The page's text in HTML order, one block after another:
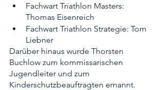
Fachwart Triathlon Masters:
Thomas Eisenreich
Fachwart Triathlon Strategie: Tom
Liebner
Darüber hinaus wurde Thorsten
Buchlow zum kommissarischen
Jugendleiter und zum
Kinderschutzbeauftragten ernannt.